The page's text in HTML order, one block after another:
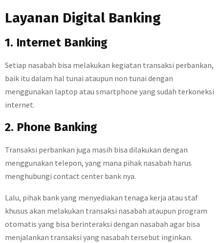
Layanan Digital Banking
1. Internet Banking
Setiap nasabah bisa melakukan kegiatan transaksi perbankan,
baik itu dalam hal tunai ataupun non tunai dengan
menggunakan laptop atau smartphone yang sudah terkoneksi
internet.
2. Phone Banking
Transaksi perbankan juga masih bisa dilakukan dengan
menggunakan telepon, yang mana pihak nasabah harus
menghubungi contact center bank nya.
Lalu, pihak bank yang menyediakan tenaga kerja atau staf
khusus akan melakukan transaksi nasabah ataupun program
otomatis yang bisa berinteraksi dengan nasabah agar bisa
menjalankan transaksi yang nasabah tersebut inginkan.